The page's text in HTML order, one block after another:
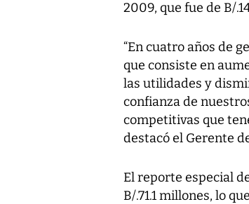
2009, que fue de B/
“En cuatro años de
que consiste en
las utilidades y
confianza de
competitivas que
destacó el Gerente
El reporte especial
B/.71.1 millones, lo